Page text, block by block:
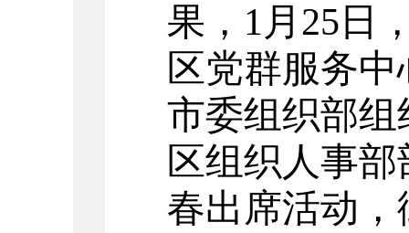
果， 1 月 25 日
区党群服务
市委组织部
区组织人事
春出席活动